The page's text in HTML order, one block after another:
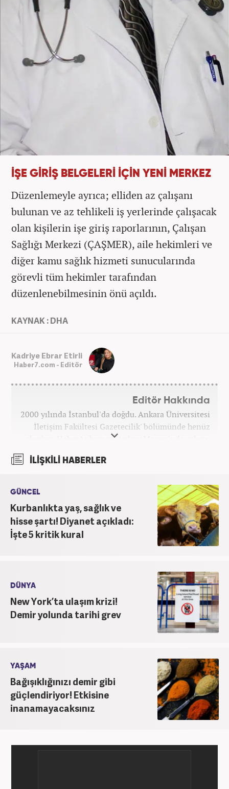
İŞE GİRİŞ BELGELERİ İÇİN YENİ MERKEZ
Düzenlemeyle ayrıca; elliden az çalışanı
bulunan ve az tehlikeli iş yerlerinde çalışacak
olan kişilerin işe giriş raporlarının, Çalışan
Sağlığı Merkezi (ÇAŞMER), aile hekimleri ve
diğer kamu sağlık hizmeti sunucularında
görevli tüm hekimler tarafından
düzenlenebilmesinin önü açıldı.
KAYNAK : DHA
Kadriye Ebrar Etirli
Haber7.com - Editör
Editör Hakkında
2000 yılında İstanbul'da doğdu. Ankara Üniversitesi
İletişim Fakültesi Gazetecilik' bölümünde henüz
okurken HaberAnkara ve AnkaraMasası'nda çalıştı.
2022 yılındaki mezuniyetinin ardından Beyaz TV'de
'Haber Editörü' pozisyonunda görev aldı. 2024
Editörü kariyerine devam etmektedir.
İLİŞKİLİ HABERLER
GÜNCEL
Kurbanlıkta yaş, sağlık ve
hisse şartı! Diyanet açıkladı:
İşte 5 kritik kural
DÜNYA
New York’ta ulaşım krizi!
Demir yolunda tarihi grev
YAŞAM
Bağışıklığınızı demir gibi
güçlendiriyor! Etkisine
inanamayacaksınız